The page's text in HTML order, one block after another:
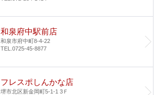
和泉府中駅前店
和泉市府中町8-4-22
TEL.0725-45-8877
フレスポしんかな店
堺市北区新金岡町5-1-1 3Ｆ